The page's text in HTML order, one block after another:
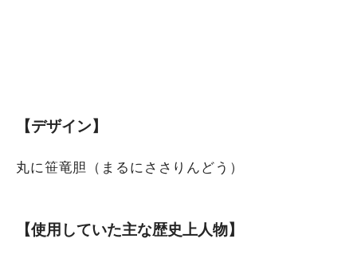
【デザイン】
丸に笹竜胆（まるにささりんどう）
【使用していた主な歴史上人物】